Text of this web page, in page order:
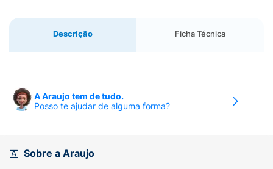
Descrição Ficha Técnica
A Araujo tem de tudo.
Posso te ajudar de alguma forma?
Sobre a Araujo